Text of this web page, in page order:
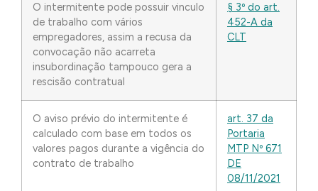
O intermitente pode possuir vinculo
de trabalho com vários
empregadores, assim a recusa da
convocação não acarreta
insubordinação tampouco gera a
rescisão contratual
§ 3º do art.
452-A da
CLT
O aviso prévio do intermitente é
calculado com base em todos os
valores pagos durante a vigência do
contrato de trabalho
art. 37 da
Portaria
MTP Nº 671
DE
08/11/2021